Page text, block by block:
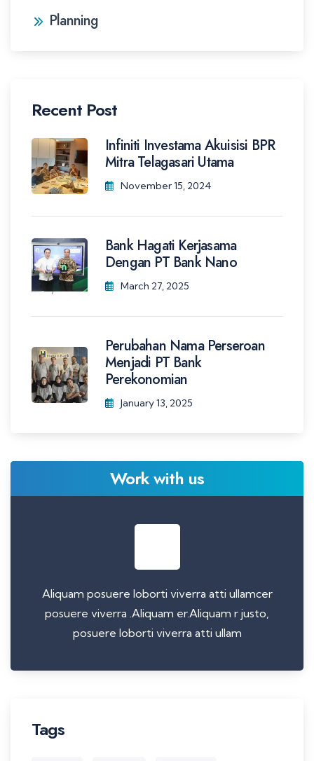
Planning
Recent Post
Infiniti Investama Akuisisi BPR
Mitra Telagasari Utama
November 15, 2024
Bank Hagati Kerjasama
Dengan PT Bank Nano
March 27, 2025
Perubahan Nama Perseroan
Menjadi PT Bank
Perekonomian
January 13, 2025
Work with us
Aliquam posuere loborti viverra atti ullamcer
posuere viverra .Aliquam er.Aliquam r justo,
posuere loborti viverra atti ullam
Tags